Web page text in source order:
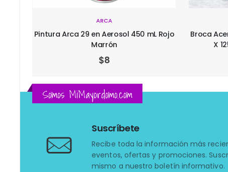
ARCA
Broca Acerada Hss Din 338 23/64 9mm
X 125mm por 10 Unds Arca
$128
Broca
Somos MiMayordomo.com
Suscríbete
Recibe toda la información más
eventos, ofertas y promociones.
mismo a nuestro boletín informativo.